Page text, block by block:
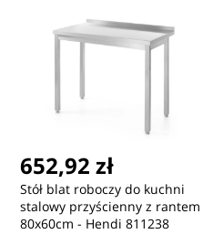
652,92 zł
Stół blat roboczy do kuchni
stalowy przyścienny z rantem
80x60cm - Hendi 811238